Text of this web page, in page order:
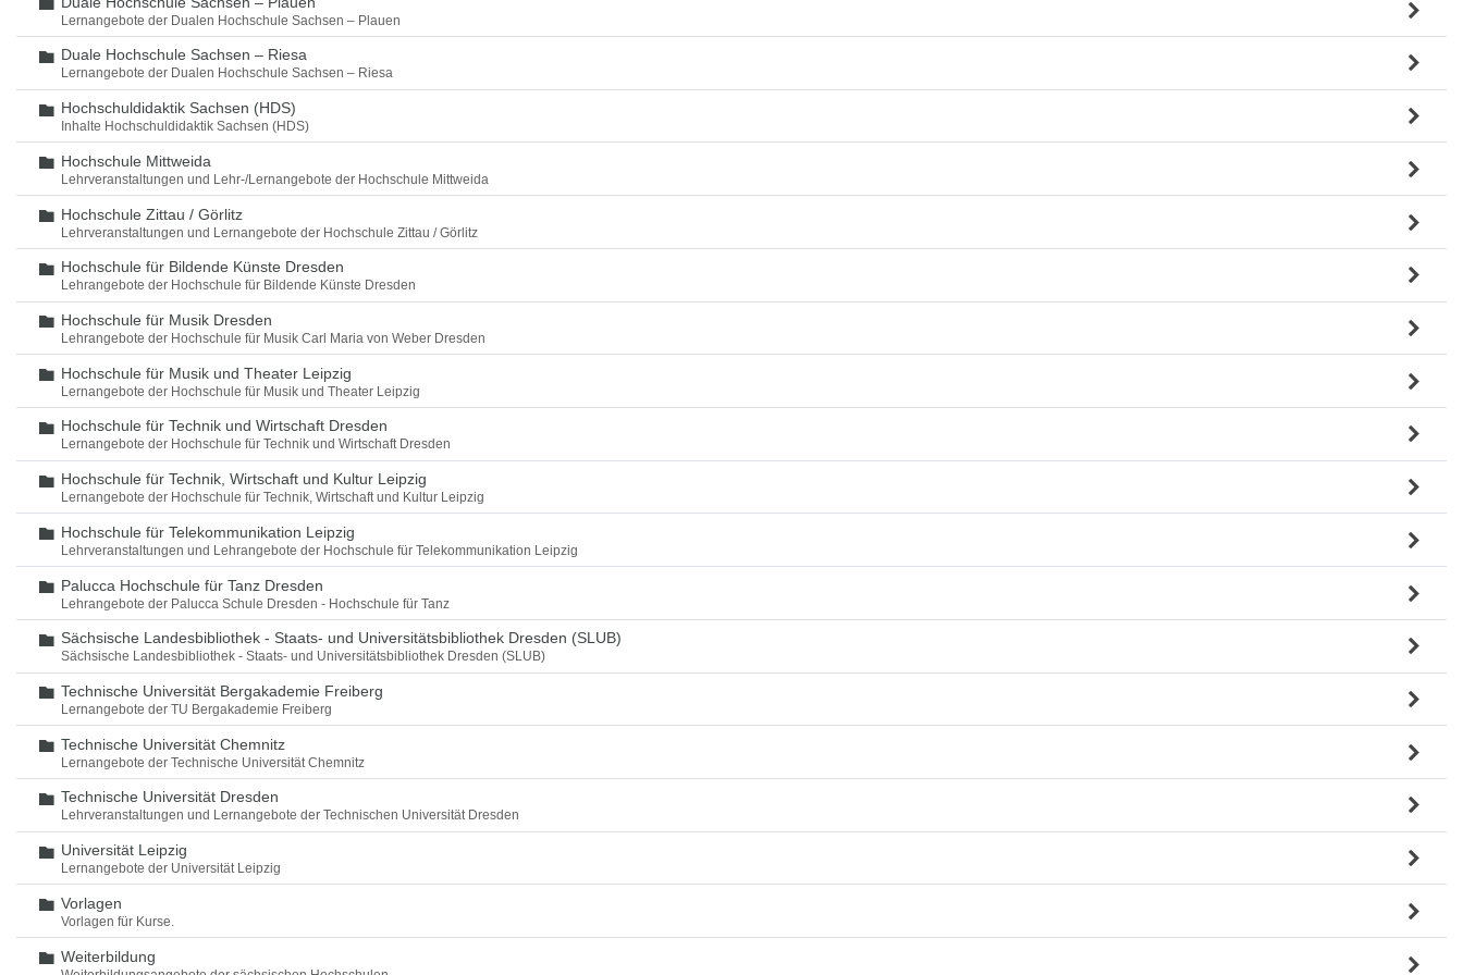
Lernangebote der Dualen Hochschule Sachsen – Plauen
Ordner
Duale Hochschule Sachsen – Riesa
Lernangebote der Dualen Hochschule Sachsen – Riesa
Ordner
Hochschuldidaktik Sachsen (HDS)
Inhalte Hochschuldidaktik Sachsen (HDS)
Ordner
Hochschule Mittweida
Lehrveranstaltungen und Lehr-/Lernangebote der Hochschule Mittweida
Ordner
Hochschule Zittau / Görlitz
Lehrveranstaltungen und Lernangebote der Hochschule Zittau / Görlitz
Ordner
Hochschule für Bildende Künste Dresden
Lehrangebote der Hochschule für Bildende Künste Dresden
Ordner
Hochschule für Musik Dresden
Lehrangebote der Hochschule für Musik Carl Maria von Weber Dresden
Ordner
Hochschule für Musik und Theater Leipzig
Lernangebote der Hochschule für Musik und Theater Leipzig
Ordner
Hochschule für Technik und Wirtschaft Dresden
Lernangebote der Hochschule für Technik und Wirtschaft Dresden
Ordner
Hochschule für Technik, Wirtschaft und Kultur Leipzig
Lernangebote der Hochschule für Technik, Wirtschaft und Kultur Leipzig
Ordner
Hochschule für Telekommunikation Leipzig
Lehrveranstaltungen und Lehrangebote der Hochschule für Telekommunikation Leipzig
Ordner
Palucca Hochschule für Tanz Dresden
Lehrangebote der Palucca Schule Dresden - Hochschule für Tanz
Ordner
Sächsische Landesbibliothek - Staats- und Universitätsbibliothek Dresden (SLUB)
Sächsische Landesbibliothek - Staats- und Universitätsbibliothek Dresden (SLUB)
Ordner
Technische Universität Bergakademie Freiberg
Lernangebote der TU Bergakademie Freiberg
Ordner
Technische Universität Chemnitz
Lernangebote der Technische Universität Chemnitz
Ordner
Technische Universität Dresden
Lehrveranstaltungen und Lernangebote der Technischen Universität Dresden
Ordner
Universität Leipzig
Lernangebote der Universität Leipzig
Ordner
Vorlagen
Vorlagen für Kurse.
Ordner
Weiterbildung